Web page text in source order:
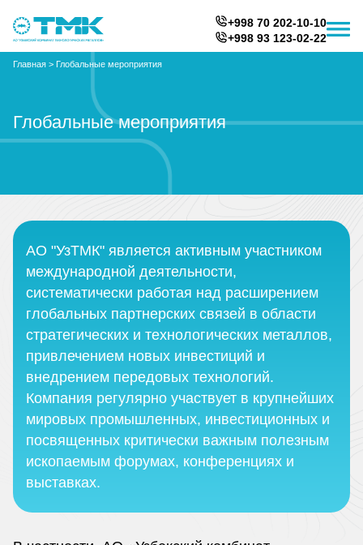
+998 70 202-10-10
+998 93 123-02-22
Главная > Глобальные мероприятия
Глобальные мероприятия
АО "УзТМК" является активным участником
международной деятельности,
систематически работая над расширением
глобальных партнерских связей в области
стратегических и технологических металлов,
привлечением новых инвестиций и
внедрением передовых технологий.
Компания регулярно участвует в крупнейших
мировых промышленных, инвестиционных и
посвященных критически важным полезным
ископаемым форумах, конференциях и
выставках.